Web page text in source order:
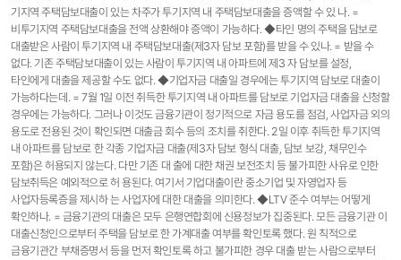
기지역 주택담보대출이 있는 차주가 투기지역 내 주택담보대출을 증액할 수 있 나. =
비투기지역 주택담보대출을 전액 상환해야 증액이 가능하다. ◆타인 명의 주택을 담보로
대출받은 사람이 투기지역 내 주택담보대출(제3자 담보 포함)를 받을 수 있나. = 받을 수
없다. 기존 주택담보대출이 있는 사람이 투기지역 내 아파트에 제3 자 담보를 설정,
타인에게 대출을 제공할 수도 없다. ◆기업자금 대출일 경우에는 투기지역 담보로 대출이
가능하다는데. = 7월 1일 이전 취득한 투기지역 내 아파트를 담보로 기업자금 대출을 신청할
경우에는 가능하다. 그러나 이것도 금융기관이 정기적으로 자금 용도를 점검, 사업자금 외의
용도로 전용된 것이 확인되면 대출금 회수 등의 조치를 취한다. 2일 이후 취득한 투기지역
내 아파트를 담보로 한 각종 기업자금 대출(제3자 담보 형식 대출, 담보 보강, 채무인수
포함)은 허용되지 않는다. 다만 기존 대 출에 대한 채권 보전조치 등 불가피한 사유로 인한
담보취득은 예외적으로 허 용된다. 여기서 기업대출이란 중소기업 및 자영업자 등
사업자등록증을 제시하 는 사업자에 대한 대출을 의미한다. ◆LTV 준수 여부는 어떻게
확인하나. = 금융기관의 대출은 모두 은행연합회에 신용정보가 집중된다. 모든 금융기관 이
대출신청인으로부터 주택을 담보로 한 가계대출 여부를 확인토록 했다. 원 칙적으로
금융기관간 부채증명서 등을 먼저 확인토록 하고 불가피한 경우 대출 받는 사람으로부터